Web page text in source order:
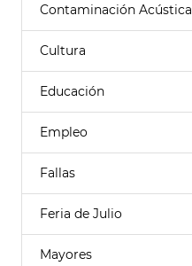
Contaminación Acústica
Cultura
Educación
Empleo
Fallas
Feria de Julio
Mayores